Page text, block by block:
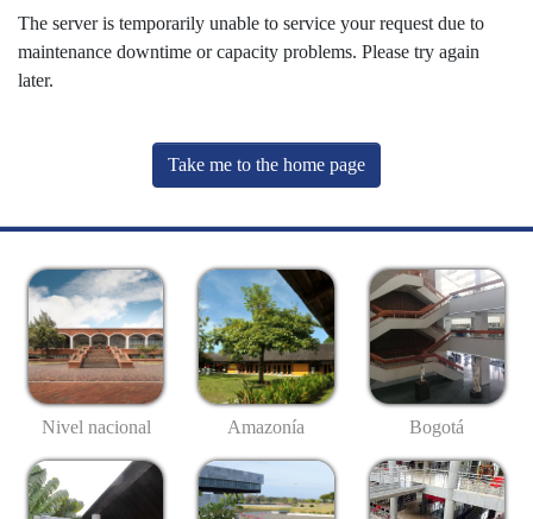
The server is temporarily unable to service your request due to
maintenance downtime or capacity problems. Please try again
later.
Take me to the home page
Nivel nacional Amazonía Bogotá